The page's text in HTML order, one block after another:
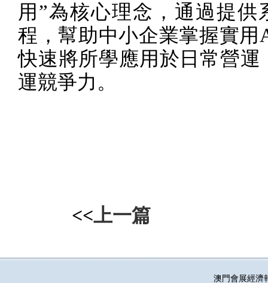
用”為核心理念，通過提供
程，幫助中小企業掌握實用
快速將所學應用於日常營運
運競爭力。
<<上一篇
澳門會展經